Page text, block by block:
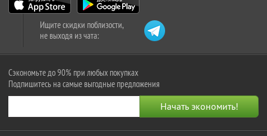
Ищите скидки поблизости,
не выходя из чата:
Сэкономьте до 90% при любых покупках
Подпишитесь на самые выгодные предложения